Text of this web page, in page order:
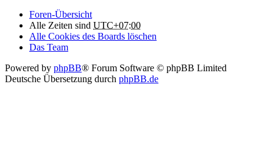
Foren-Übersicht
Alle Zeiten sind UTC+07:00
Alle Cookies des Boards löschen
Das Team
Powered by phpBB® Forum Software © phpBB Limited
Deutsche Übersetzung durch phpBB.de